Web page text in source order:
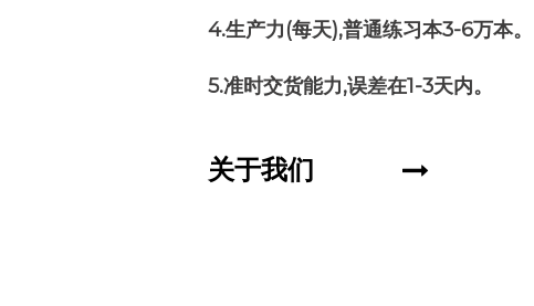
4.生产力(每天),普通练习本3-6万本。
5.准时交货能力,误差在1-3天内。
关于我们